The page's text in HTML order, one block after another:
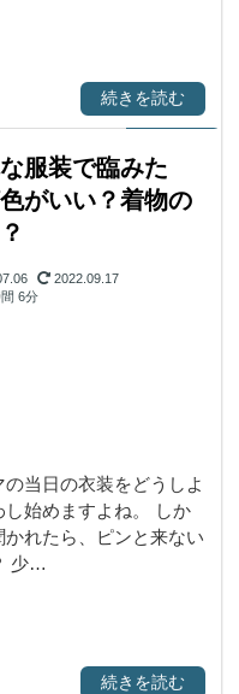
続きを読む
服装で臨みた
がいい？着物の
2022.09.17
6分
当日の衣装をどうしよ
始めますよね。 しか
れたら、ピンと来ない
少…
続きを読む